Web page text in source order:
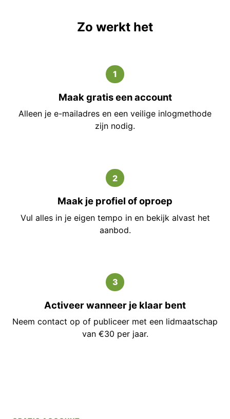
Zo werkt het
1
Maak gratis een account
Alleen je e-mailadres en een veilige inlogmethode
zijn nodig.
2
Maak je profiel of oproep
Vul alles in je eigen tempo in en bekijk alvast het
aanbod.
3
Activeer wanneer je klaar bent
Neem contact op of publiceer met een lidmaatschap
van €30 per jaar.